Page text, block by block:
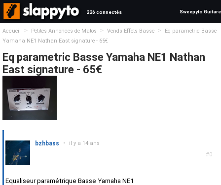
226 connectés Sweepyto Guitare
Accueil > Petites Annonces de Matos > Vends Effets Basse >
Eq parametric Basse
Yamaha NE1 Nathan East signature - 65€
Eq parametric Basse Yamaha NE1 Nathan
East signature - 65€
#0
bzhbass • il y a 14 ans
Equaliseur paramétrique Basse Yamaha NE1